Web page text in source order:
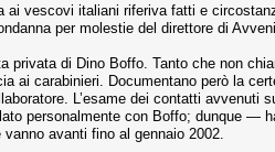
vescovi italiani riferiva fatti e
per molestie del direttore di
di Dino Boffo. Tanto che non
ai carabinieri. Docu­mentano però la
L’esame dei contatti avvenuti
personalmente con Boffo; dunque
avanti fino al gennaio 2002.